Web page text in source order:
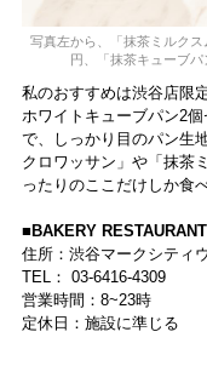
写真左から、「抹茶ミルク
円、「抹茶キューブ
私のおすすめは渋谷店限
ホワイトキューブパン2
で、しっかり目のパン生
クロワッサン」や「抹茶
ったりのここだけしか食
■BAKERY
住所：渋谷マークシティ
TEL： 03-6416-4309
営業時間：8~23時
定休日：施設に準じる